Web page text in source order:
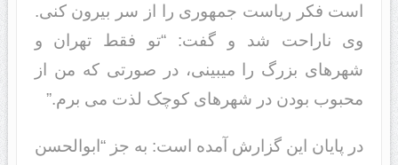
است فکر ریاست جمهوری را از سر بیرون کنی.
وی ناراحت شد و گفت: “تو فقط تهران و
شهرهای بزرگ را میبینی، در صورتی که من از
محبوب بودن در شهرهای کوچک لذت می برم.”
در پایان این گزارش آمده است: به جز “ابوالحسن